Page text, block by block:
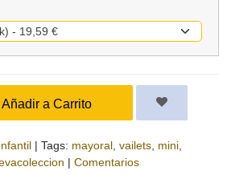
Añadir a Carrito
| Tags: mayoral vailets mini
| Comentarios